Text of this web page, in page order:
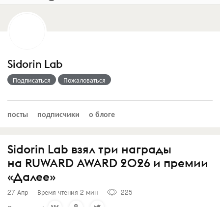
Sidorin Lab
Подписаться Пожаловаться
посты подписчики о блоге
Sidorin Lab взял три награды
на RUWARD AWARD 2026 и премии
«Далее»
27 Апр Время чтения 2 мин
225